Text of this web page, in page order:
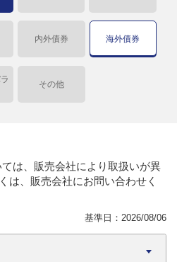
内外債券 海外債券
その他
は、販売会社により取扱いが異
は、販売会社にお問い合わせく
基準日： 2026/08/06